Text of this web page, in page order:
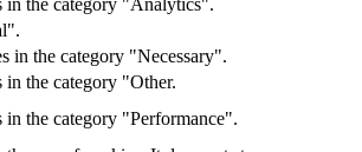
in the category "Necessary".
the category "Other.
the category "Performance".